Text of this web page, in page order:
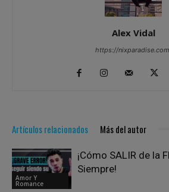
Alex Vidal
https://
Artículos relacionados Más del autor
Amor Y
Romance
¡Cómo SALIR de la
Siempre!